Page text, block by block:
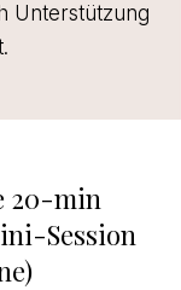
Unterstützung
20-min
Session